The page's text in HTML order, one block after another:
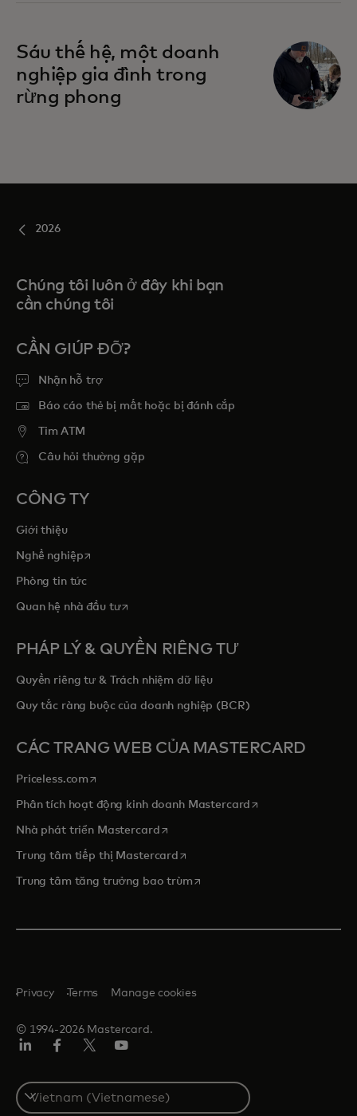
Sáu thế hệ, một doanh
nghiệp gia đình trong
rừng phong
2026
Chúng tôi luôn ở đây khi bạn
cần chúng tôi
CẦN GIÚP ĐỠ?
Nhận hỗ trợ
Báo cáo thẻ bị mất hoặc bị đánh cắp
Tim ATM
Câu hỏi thường gặp
CÔNG TY
Giới thiệu
Nghề nghiệpopens in a new tab
Phòng tin tức
Quan hệ nhà đầu tưopens in a new tab
PHÁP LÝ & QUYỀN RIÊNG TƯ
Quyền riêng tư & Trách nhiệm dữ liệu
Quy tắc ràng buộc của doanh nghiệp (BCR)
CÁC TRANG WEB CỦA MASTERCARD
Priceless.com opens in a new tab
Phân tích hoạt động kinh doanh Mastercard opens in a new tab
Nhà phát triển Mastercardopens in a new tab
Trung tâm tiếp thị Mastercardopens in a new tab
Trung tâm tăng trưởng bao trùmopens in a new tab
© 1994-2026 Mastercard.
Privacy Terms Manage cookies
Select
a
country